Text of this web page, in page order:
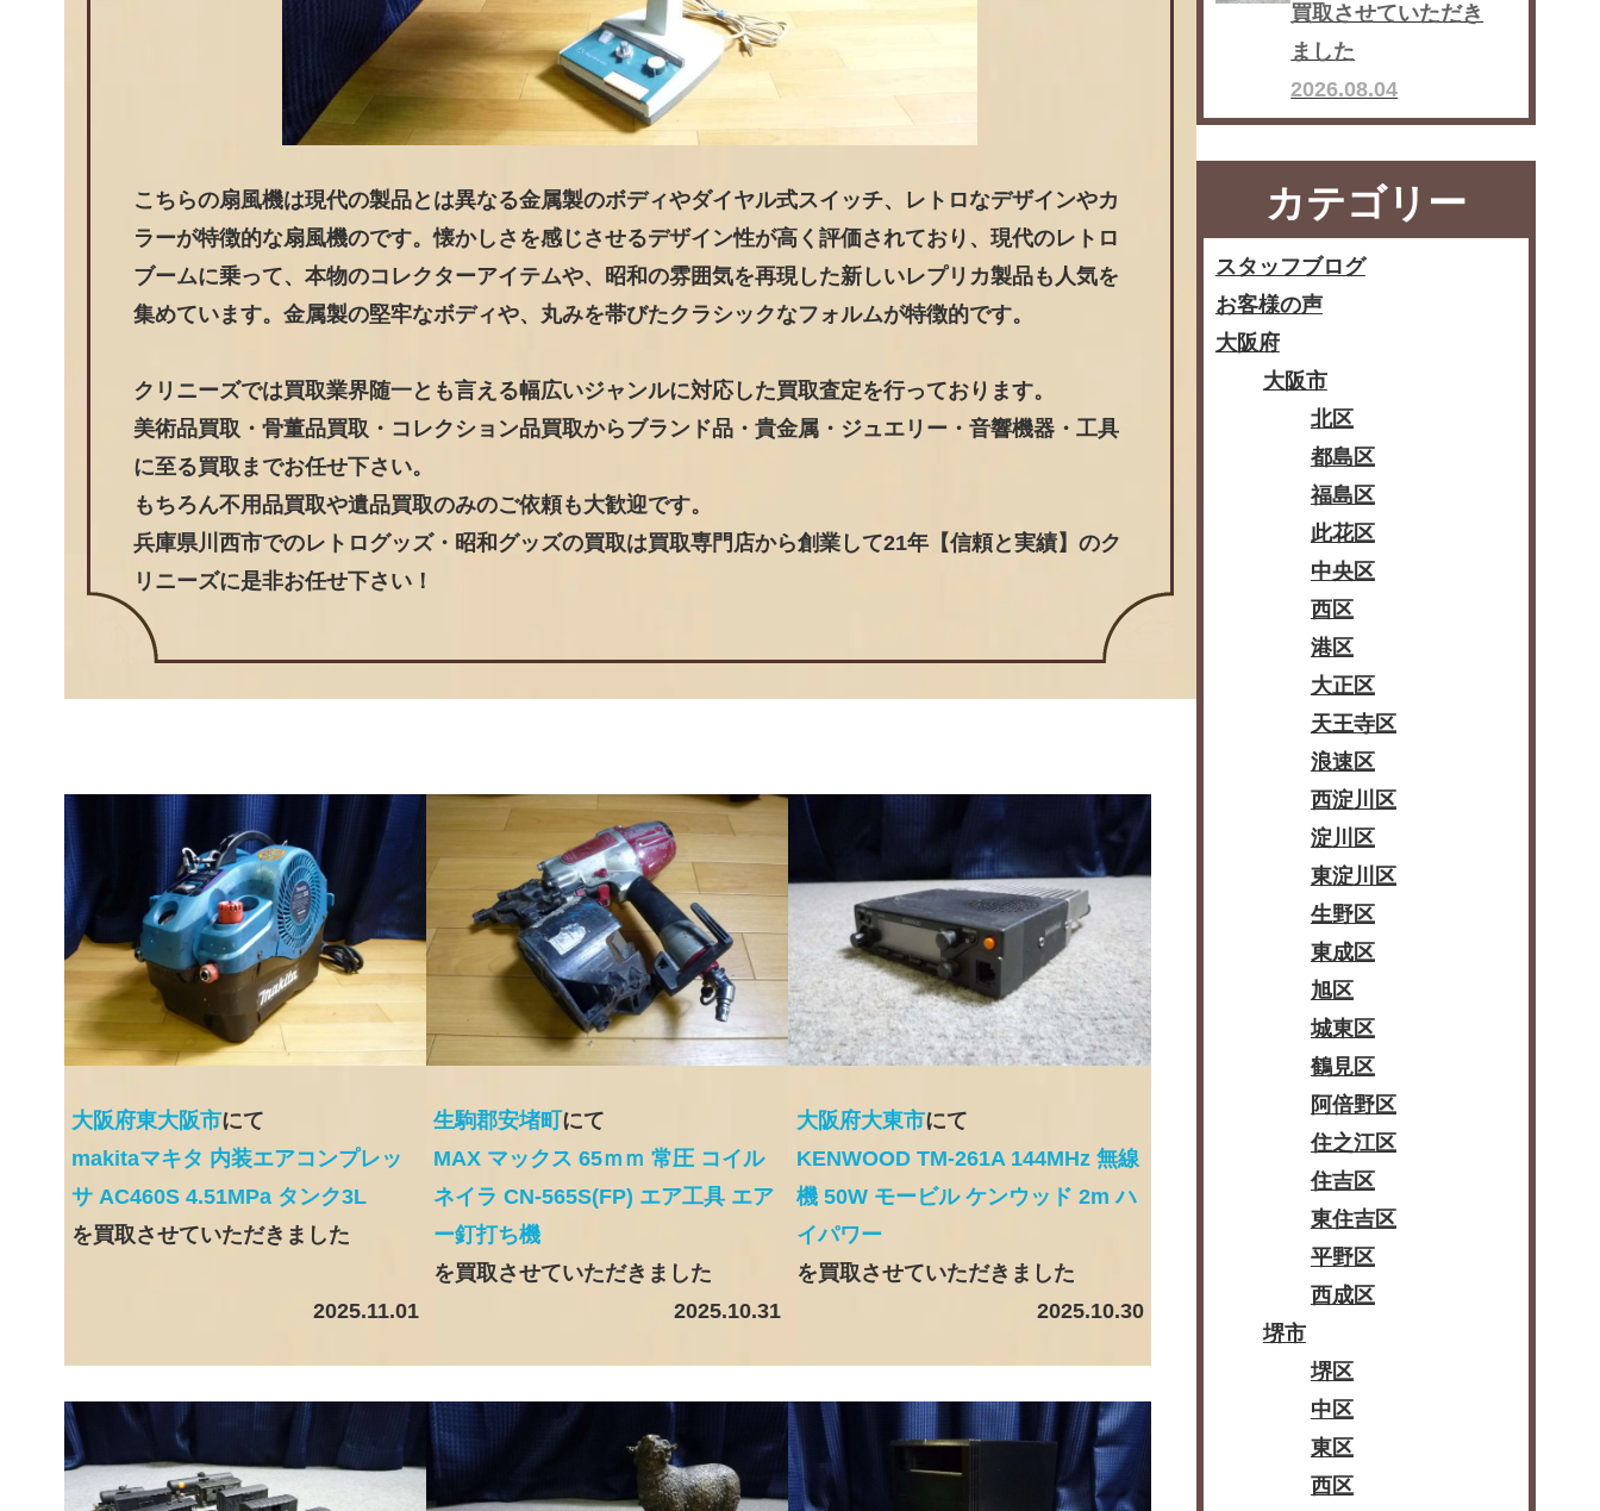
こちらの扇風機は現代の製品とは異なる金属製のボディやダイヤル式スイッチ、レトロなデザインやカ
ラーが特徴的な扇風機のです。懐かしさを感じさせるデザイン性が高く評価されており、現代のレトロ
ブームに乗って、本物のコレクターアイテムや、昭和の雰囲気を再現した新しいレプリカ製品も人気を
集めています。金属製の堅牢なボディや、丸みを帯びたクラシックなフォルムが特徴的です。
クリニーズでは買取業界随一とも言える幅広いジャンルに対応した買取査定を行っております。
美術品買取・骨董品買取・コレクション品買取からブランド品・貴金属・ジュエリー・音響機器・工具
に至る買取までお任せ下さい。
もちろん不用品買取や遺品買取のみのご依頼も大歓迎です。
兵庫県川西市でのレトログッズ・昭和グッズの買取は買取専門店から創業して21年【信頼と実績】のク
リニーズに是非お任せ下さい！
大阪府東大阪市にて
makitaマキタ 内装エアコンプレッ
サ AC460S 4.51MPa タンク3L
を買取させていただきました
2025.11.01
生駒郡安堵町にて
MAX マックス 65ｍｍ 常圧 コイル
ネイラ CN-565S(FP) エア工具 エア
ー釘打ち機
を買取させていただきました
2025.10.31
大阪府大東市にて
KENWOOD TM-261A 144MHz 無線
機 50W モービル ケンウッド 2m ハ
イパワー
を買取させていただきました
2025.10.30
買取させていただき
ました
2026.08.04
カテゴリー
スタッフブログ
お客様の声
大阪府
大阪市
北区
都島区
福島区
此花区
中央区
西区
港区
大正区
天王寺区
浪速区
西淀川区
淀川区
東淀川区
生野区
東成区
旭区
城東区
鶴見区
阿倍野区
住之江区
住吉区
東住吉区
平野区
西成区
堺市
堺区
中区
東区
西区